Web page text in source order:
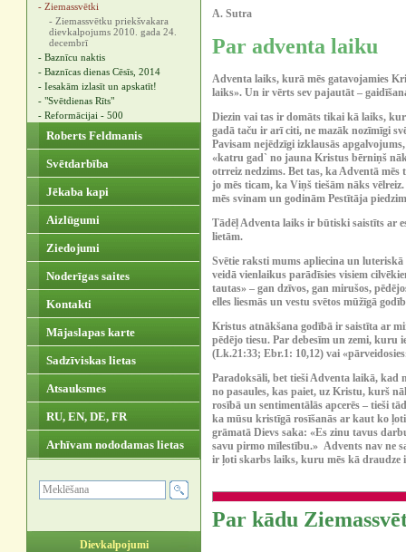
- Ziemassvētki
- Ziemassvētku priekšvakara
dievkalpojums 2010. gada 24.
decembrī
- Baznīcu naktis
- Baznīcas dienas Cēsīs, 2014
- Iesakām izlasīt un apskatīt!
- "Svētdienas Rīts"
- Reformācijai - 500
Roberts Feldmanis
Svētdarbība
Jēkaba kapi
Aizlūgumi
Ziedojumi
Noderīgas saites
Kontakti
Mājaslapas karte
Sadzīviskas lietas
Atsauksmes
RU, EN, DE, FR
Arhīvam nododamas lietas
Dievkalpojumi
A. Sutra
Par adventa laiku
Adventa laiks, kurā mēs gatavojamies
laiks». Un ir vērts sev pajautāt –
Diezin vai tas ir domāts tikai kā laiks,
gadā taču ir arī citi, ne mazāk nozīmīgi
Pavisam nejēdzīgi izklausās
«katru gad` no jauna Kristus bērniņš
otrreiz nedzims. Bet tas, ka Adventā
jo mēs ticam, ka Viņš tiešām nāks
mēs svinam un godinām Pestītāja
Tādēļ Adventa laiks ir būtiski saistīts ar
lietām.
Svētie raksti mums apliecina un
veidā vienlaikus parādīsies visiem
tautas» – gan dzīvos, gan mirušos,
elles liesmās un vestu svētos mūžīgā
Kristus atnākšana godībā ir saistīta ar
pēdējo tiesu. Par debesīm un zemi, kuru
(Lk.21:33; Ebr.1: 10,12) vai
Paradoksāli, bet tieši Adventa laikā, kad
no pasaules, kas paiet, uz Kristu, kurš
rosībā un sentimentālās apcerēs – tieši
ka mūsu kristīgā rosīšanās ar kaut ko
grāmatā Dievs saka: «Es zinu tavus
savu pirmo mīlestību.» Advents nav ne
ir ļoti skarbs laiks, kuru mēs kā draudze
Par kādu